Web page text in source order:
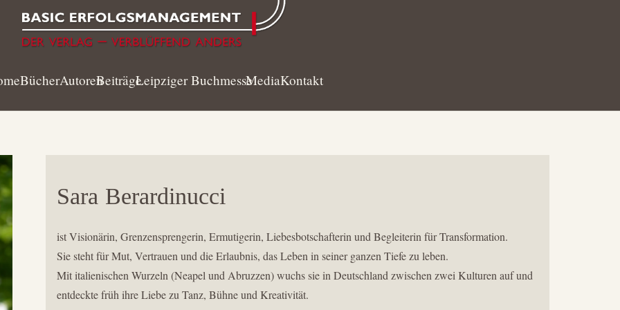
BücherAutorenBeiträgeLeipziger BuchmesseMediaKontakt
Sara Berardinucci
ist Visionärin, Grenzensprengerin, Ermutigerin, Liebesbotschafterin und Begleiterin für Transformation.
Sie steht für Mut, Vertrauen und die Erlaubnis, das Leben in seiner ganzen Tiefe zu leben.
Mit italienischen Wurzeln (Neapel und Abruzzen) wuchs sie in Deutschland zwischen zwei Kulturen auf und
entdeckte früh ihre Liebe zu Tanz, Bühne und Kreativität.